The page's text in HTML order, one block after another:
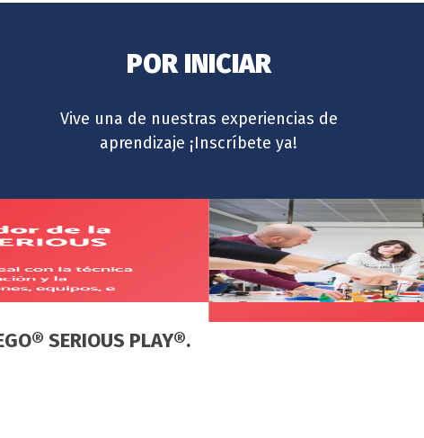
POR INICIAR
Vive una de nuestras experiencias de
aprendizaje ¡Inscríbete ya!
SERIOUS PLAY®.